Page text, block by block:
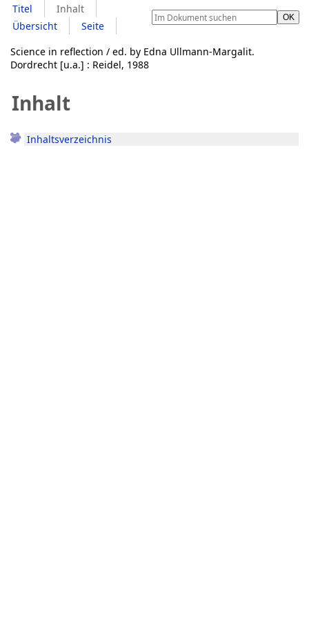
Titel
Inhalt
Übersicht
Seite
Science in reflection / ed. by Edna Ullmann-Margalit.
Dordrecht [u.a.] : Reidel, 1988
Inhalt
Inhaltsverzeichnis